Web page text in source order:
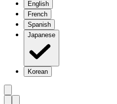
English
French
Spanish
Japanese
Korean